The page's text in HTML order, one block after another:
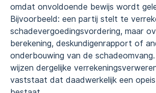
omdat onvoldoende bewijs wordt
Bijvoorbeeld: een partij stelt te
schadevergoedingsvordering, maar
berekening, deskundigenrapport of
onderbouwing van de
wijzen dergelijke
vaststaat dat daadwerkelijk een